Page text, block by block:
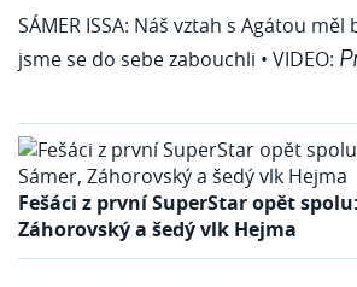
SÁMER ISSA: Náš vztah s Agátou
jsme se do sebe zabouchli • VIDEO:
Fešáci z první SuperStar opět
Záhorovský a šedý vlk Hejma